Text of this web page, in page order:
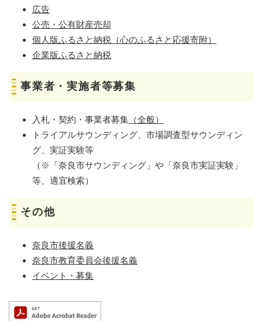
広告
公売・公有財産売却
個人版ふるさと納税（心のふるさと応援寄附）
企業版ふるさと納税
事業者・実施者等募集
入札・契約・事業者募集 （全般）
トライアルサウンディング、市場調査型サウンディン
グ、実証実験等
（※「奈良市サウンディング」や「奈良市実証実験」
等、適宜検索）
その他
奈良市後援名義
奈良市教育委員会後援名義
イベント・募集